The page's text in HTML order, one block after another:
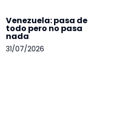
Venezuela: pasa de
todo pero no pasa
nada
31/07/2026